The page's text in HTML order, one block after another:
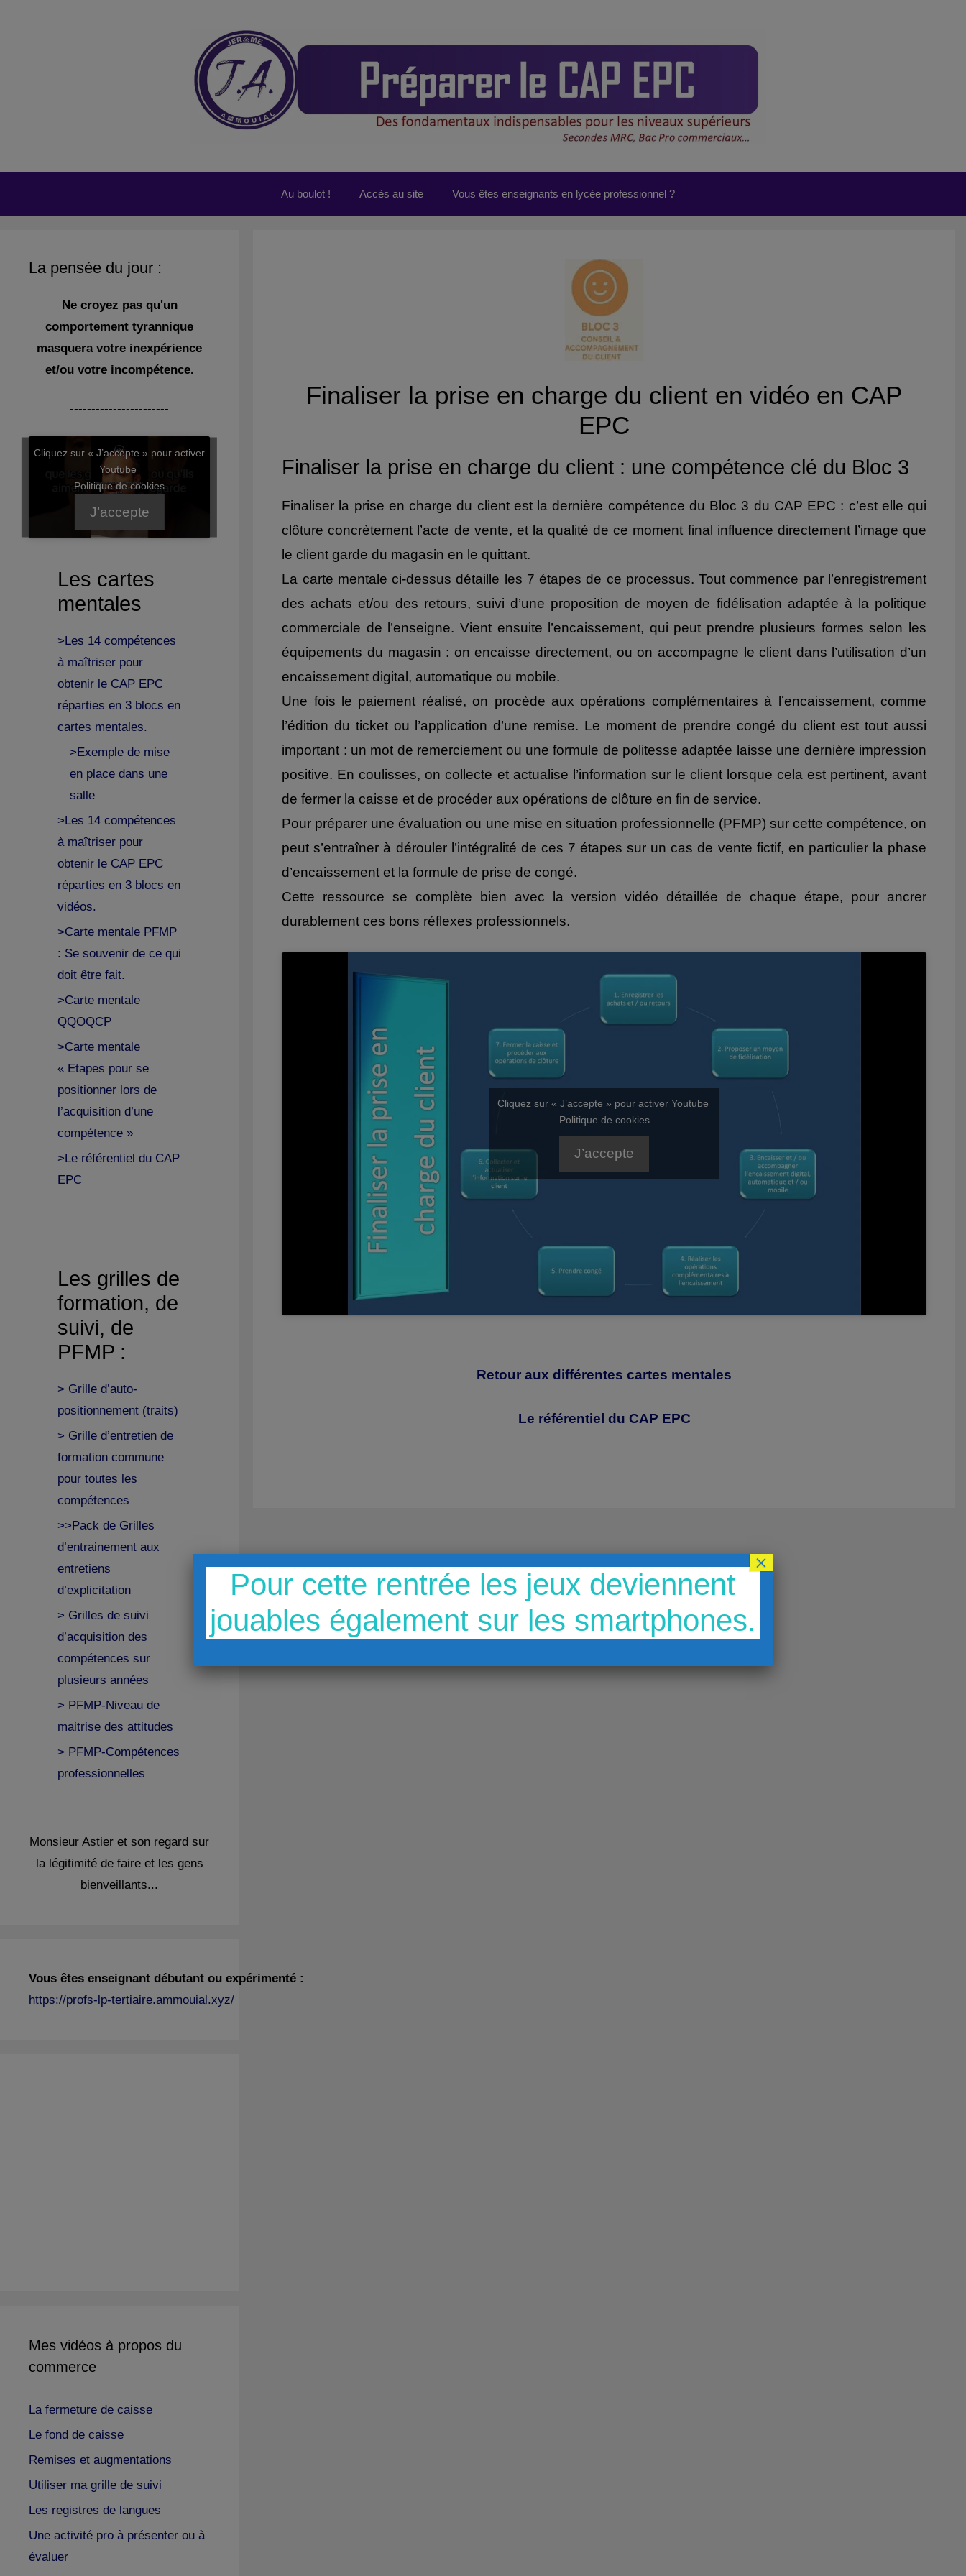
Au boulot ! Accès au site Vous êtes enseignants en lycée professionnel ?
Finaliser la prise en charge du client en vidéo en CAP
EPC
Finaliser la prise en charge du client : une compétence clé du Bloc 3
Finaliser la prise en charge du client est la dernière compétence du Bloc 3 du CAP EPC : c’est elle qui
clôture concrètement l’acte de vente, et la qualité de ce moment final influence directement l’image que
le client garde du magasin en le quittant.
La carte mentale ci-dessus détaille les 7 étapes de ce processus. Tout commence par l’enregistrement
des achats et/ou des retours, suivi d’une proposition de moyen de fidélisation adaptée à la politique
commerciale de l’enseigne. Vient ensuite l’encaissement, qui peut prendre plusieurs formes selon les
équipements du magasin : on encaisse directement, ou on accompagne le client dans l’utilisation d’un
encaissement digital, automatique ou mobile.
Une fois le paiement réalisé, on procède aux opérations complémentaires à l’encaissement, comme
l’édition du ticket ou l’application d’une remise. Le moment de prendre congé du client est tout aussi
important : un mot de remerciement ou une formule de politesse adaptée laisse une dernière impression
positive. En coulisses, on collecte et actualise l’information sur le client lorsque cela est pertinent, avant
de fermer la caisse et de procéder aux opérations de clôture en fin de service.
Pour préparer une évaluation ou une mise en situation professionnelle (PFMP) sur cette compétence, on
peut s’entraîner à dérouler l’intégralité de ces 7 étapes sur un cas de vente fictif, en particulier la phase
d’encaissement et la formule de prise de congé.
Cette ressource se complète bien avec la version vidéo détaillée de chaque étape, pour ancrer
durablement ces bons réflexes professionnels.
Cliquez sur « J’accepte » pour activer Youtube
Politique de cookies
J’accepte
Retour aux différentes cartes mentales
Le référentiel du CAP EPC
La pensée du jour :
Ne croyez pas qu'un
comportement tyrannique
masquera votre inexpérience
et/ou votre incompétence.
-----------------------
Cliquez sur « J’accepte » pour activer
Youtube
Politique de cookies
J’accepte
Les cartes
mentales
>Les 14 compétences
à maîtriser pour
obtenir le CAP EPC
réparties en 3 blocs en
cartes mentales.
>Exemple de mise
en place dans une
salle
>Les 14 compétences
à maîtriser pour
obtenir le CAP EPC
réparties en 3 blocs en
vidéos.
>Carte mentale PFMP
: Se souvenir de ce qui
doit être fait.
>Carte mentale
QQOQCP
>Carte mentale
« Etapes pour se
positionner lors de
l’acquisition d’une
compétence »
>Le référentiel du CAP
EPC
Les grilles de
formation, de
suivi, de
PFMP :
> Grille d’auto-
positionnement (traits)
> Grille d’entretien de
formation commune
pour toutes les
compétences
>>Pack de Grilles
d’entrainement aux
entretiens
d’explicitation
> Grilles de suivi
d’acquisition des
compétences sur
plusieurs années
> PFMP-Niveau de
maitrise des attitudes
> PFMP-Compétences
professionnelles
Monsieur Astier et son regard sur
la légitimité de faire et les gens
bienveillants...
Vous êtes enseignant débutant ou expérimenté :
https://profs-lp-tertiaire.ammouial.xyz/
Mes vidéos à propos du
commerce
La fermeture de caisse
Le fond de caisse
Remises et augmentations
Utiliser ma grille de suivi
Les registres de langues
Une activité pro à présenter ou à
évaluer
Pour cette rentrée les jeux deviennent
jouables également sur les smartphones.
×